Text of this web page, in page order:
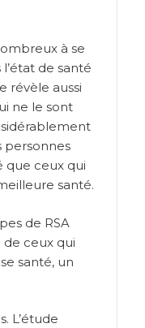
à se
de santé
révèle aussi
ne le sont
personnes
que ceux qui
santé.
de RSA
de ceux qui
santé, un
L’étude